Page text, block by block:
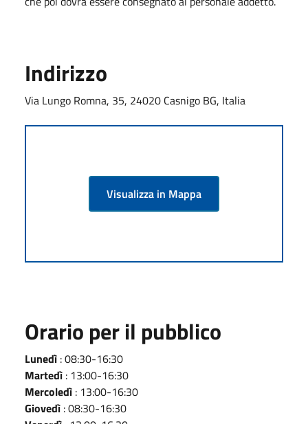
Indirizzo
Via Lungo Romna, 35, 24020 Casnigo BG, Italia
Visualizza in Mappa
Orario per il pubblico
Lunedì : 08:30-16:30
Martedì : 13:00-16:30
Mercoledì : 13:00-16:30
Giovedì : 08:30-16:30